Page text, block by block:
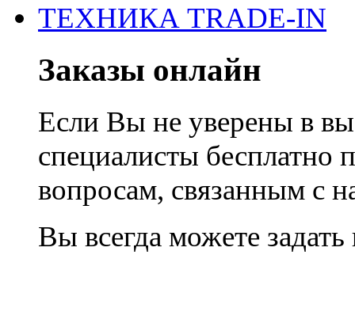
ТЕХНИКА TRADE-IN
Заказы онлайн
Если Вы не уверены в
специалисты
вопросам, связанным с
Вы всегда можете